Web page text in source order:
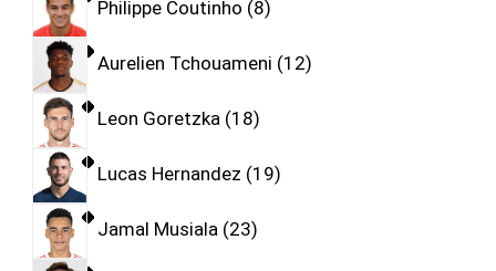
Philippe Coutinho 8
Aurelien Tchouameni 12
Leon Goretzka 18
Lucas Hernandez 19
Jamal Musiala 23